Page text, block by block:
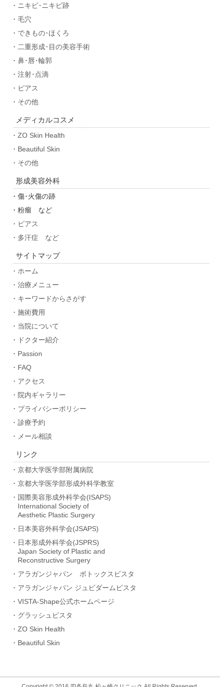
・ニキビ･ニキビ跡
・毛穴
・できもの･ほくろ
・二重形成･目の美容手術
・鼻･唇･輪郭
・注射･点滴
・ピアス
・その他
メディカルコスメ
・ZO Skin Health
・Beautiful Skin
・その他
形成美容外科
・傷･火傷の跡
・粉瘤 など
・ピアス
・多汗症 など
サイトマップ
・ホーム
・治療メニュー
・キーワードからさがす
・施術費用
・当院について
・ドクター紹介
・Passion
・FAQ
・アクセス
・院内ギャラリー
・プライバシーポリシー
・診療予約
・メール相談
リンク
・京都大学医学部附属病院
・京都大学医学部形成外科学教室
・国際美容形成外科学会(ISAPS)
International Society of
Aesthetic Plastic Surgery
・日本美容外科学会(JSAPS)
・日本形成外科学会(JSPRS)
Japan Society of Plastic and
Reconstructive Surgery
・アラガンジャパン ボトックスビスタ
・アラガンジャパン ジュビダームビスタ
・VISTA-Shape公式ホームページ
・グラッシュビスタ
・ZO Skin Health
・Beautiful Skin